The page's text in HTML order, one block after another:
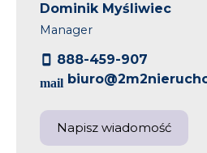
Dominik Myśliwiec
Manager
888-459-907
Napisz wiadomość